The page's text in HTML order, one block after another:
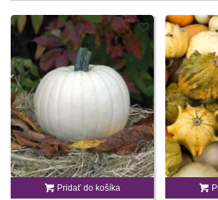
Pridať do košíka